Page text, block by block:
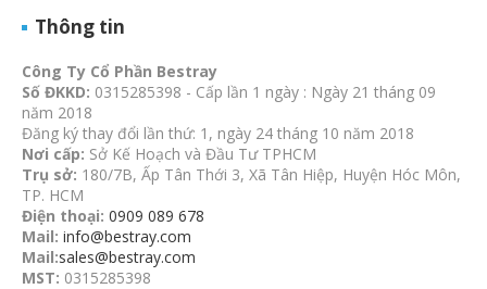
Thông tin
Công Ty Cổ Phần Bestray
Số ĐKKD: 0315285398 - Cấp lần 1 ngày : Ngày 21 tháng 09
năm 2018
Đăng ký thay đổi lần thứ: 1, ngày 24 tháng 10 năm 2018
Nơi cấp: Sở Kế Hoạch và Đầu Tư TPHCM
Trụ sở: 180/7B, Ấp Tân Thới 3, Xã Tân Hiệp, Huyện Hóc Môn,
TP. HCM
Điện thoại: 0909 089 678
Mail: info@bestray.com
Mail:sales@bestray.com
MST: 0315285398